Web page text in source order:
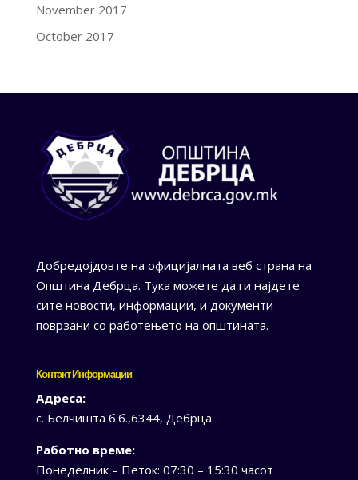
November 2017
October 2017
Добредојдовте на официјалната веб страна на
Општина Дебрца. Тука можете да ги најдете
сите новости, информации, и документи
поврзани со работењето на општината.
Контакт Информации
Адреса:
с. Белчишта б.б.,6344, Дебрца
Работно време:
Понеделник – Петок: 07:30 – 15:30 часот